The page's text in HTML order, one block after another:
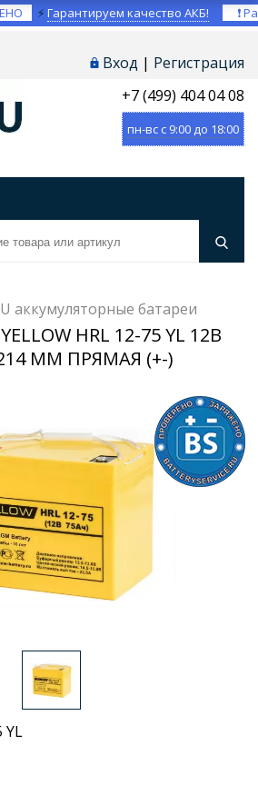
⚡Гарантируем качество АКБ! ❗
Вход | Регистрация
+7 (499) 404 04 08
пн-вс с 9:00 до 18:00
аккумуляторные батареи
HRL 12-75 YL 12В
ММ ПРЯМАЯ (+-)
YL